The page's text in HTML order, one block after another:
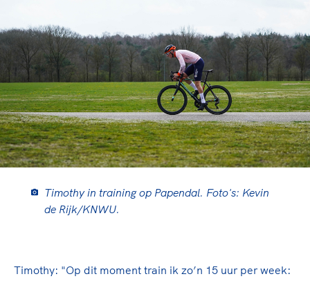
Timothy in training op Papendal. Foto's: Kevin
de Rijk/KNWU.
Timothy: "Op dit moment train ik zo’n 15 uur per week: